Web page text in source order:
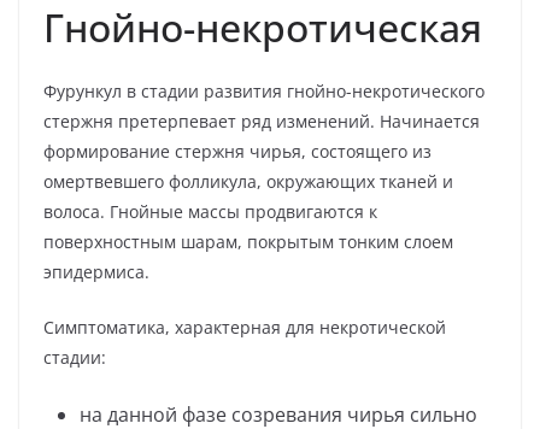
Гнойно-некротическая
Фурункул в стадии развития гнойно-некротического
стержня претерпевает ряд изменений. Начинается
формирование стержня чирья, состоящего из
омертвевшего фолликула, окружающих тканей и
волоса. Гнойные массы продвигаются к
поверхностным шарам, покрытым тонким слоем
эпидермиса.
Симптоматика, характерная для некротической
стадии:
на данной фазе созревания чирья сильно